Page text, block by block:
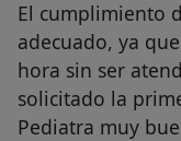
El cumplimiento
adecuado, ya
hora sin ser
solicitado la
Pediatra muy